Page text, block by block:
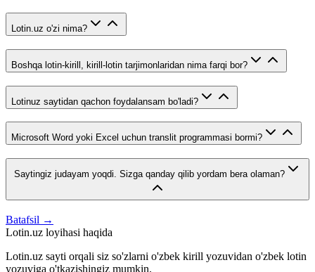
Lotin.uz o'zi nima?
Boshqa lotin-kirill, kirill-lotin tarjimonlaridan nima farqi bor?
Lotinuz saytidan qachon foydalansam bo'ladi?
Microsoft Word yoki Excel uchun translit programmasi bormi?
Saytingiz judayam yoqdi. Sizga qanday qilib yordam bera olaman?
Batafsil →
Lotin.uz loyihasi haqida
Lotin.uz sayti orqali siz so'zlarni o'zbek kirill yozuvidan o'zbek lotin
yozuviga o'tkazishingiz mumkin.